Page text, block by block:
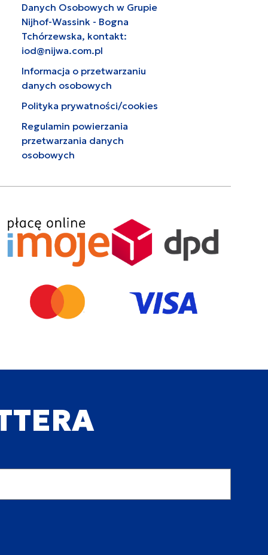
Danych Osobowych w Grupie
Nijhof-Wassink - Bogna
Tchórzewska, kontakt:
iod@nijwa.com.pl
Informacja o przetwarzaniu
danych osobowych
Polityka prywatności/cookies
Regulamin powierzania
przetwarzania danych
osobowych